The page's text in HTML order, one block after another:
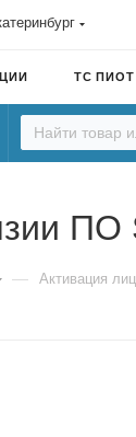
ТС ПИОТ
ПО
— Активация